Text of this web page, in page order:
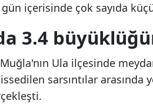
gün içerisinde çok sayıda
3.4
Ula ilçesinde
sarsıntılar arasında